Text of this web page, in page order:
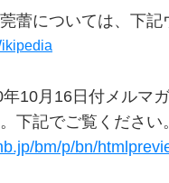
蕾については、下記
年10月16日付メルマ
下記でご覧ください。
bm/p/bn/